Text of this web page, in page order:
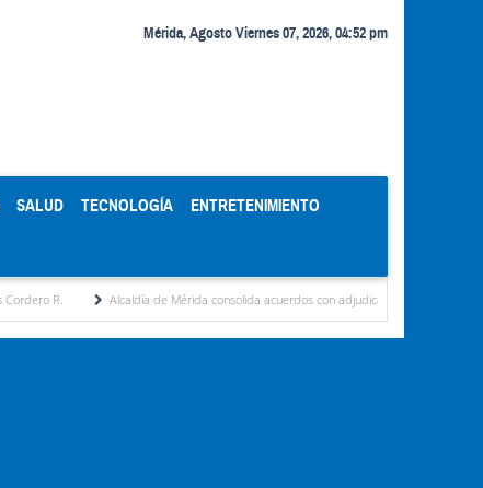
Mérida, Agosto Viernes 07, 2026, 04:52 pm
SALUD TECNOLOGÍA ENTRETENIMIENTO
Alcaldía de Mérida consolida acuerdos con adjudicatarios del Mercado Periférico